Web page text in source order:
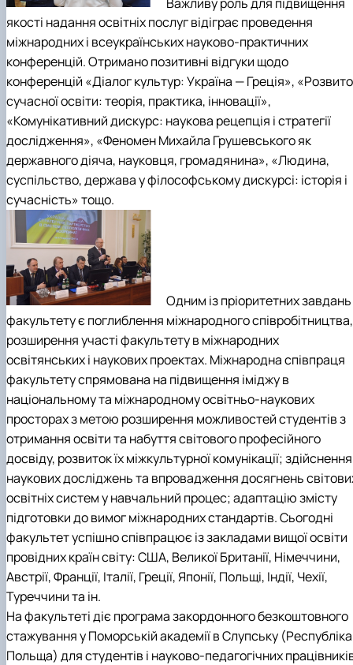
якості надання освітніх послуг відіграє проведення
міжнародних і всеукраїнських науково-практичних
конференцій. Отримано позитивні відгуки щодо
конференцій «Діалог культур: Україна — Греція»,
сучасної освіти: теорія, практика, інновації»,
«Комунікативний дискурс: наукова рецепція і стратегії
дослідження», «Феномен Михайла Грушевського як
державного діяча, науковця, громадянина», «Людина,
суспільство, держава у філософському дискурсі: історія і
сучасність» тощо.
Одним із пріоритетних завдань
факультету є поглиблення міжнародного співробітництва,
розширення участі факультету в міжнародних
освітянських і наукових проектах. Міжнародна співпраця
факультету спрямована на підвищення іміджу в
національному та міжнародному освітньо-наукових
просторах з метою розширення можливостей студентів з
отримання освіти та набуття світового професійного
досвіду, розвиток їх міжкультурної комунікації; здійснення
наукових досліджень та впровадження досягнень
освітніх систем у навчальний процес; адаптацію змісту
підготовки до вимог міжнародних стандартів. Сьогодні
факультет успішно співпрацює із закладами вищої освіти
провідних країн світу: США, Великої Британії, Німеччини,
Австрії, Франції, Італії, Греції, Японії, Польщі, Індії, Чехії,
Туреччини та ін.
На факультеті діє програма закордонного безкоштовного
стажування у Поморській академії в Слупську (Республіка
Польща) для студентів і науково-педагогічних